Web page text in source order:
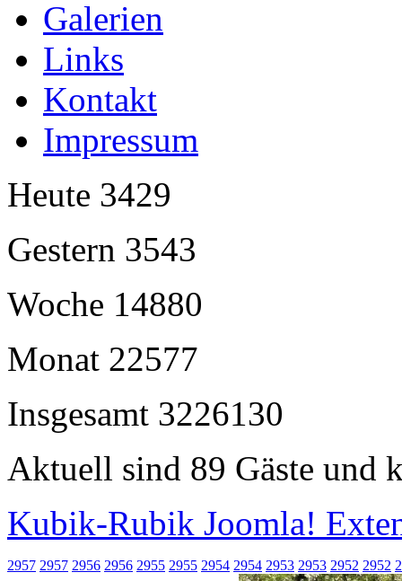
Galerien
Links
Kontakt
Impressum
Heute 3429
Gestern 3543
Woche 14880
Monat 22577
Insgesamt 3226130
Aktuell sind 89 Gäste und
Kubik-Rubik Joomla!
2957 2957 2956 2956 2955 2955 2954 2954 2953 2953 2952 2952